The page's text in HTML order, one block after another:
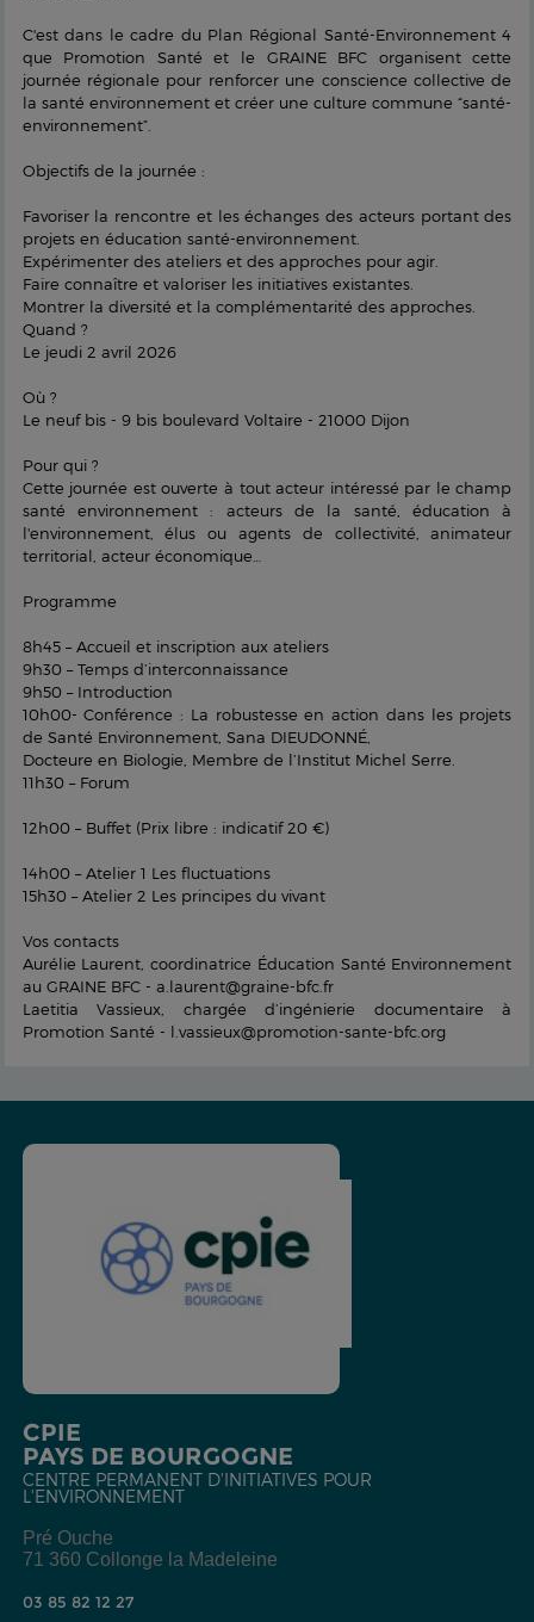
C'est dans le cadre du Plan Régional Santé-Environnement 4
que Promotion Santé et le GRAINE BFC organisent cette
journée régionale pour renforcer une conscience collective de
la santé environnement et créer une culture commune “santé-
environnement”.
Objectifs de la journée :
Favoriser la rencontre et les échanges des acteurs portant des
projets en éducation santé-environnement.
Expérimenter des ateliers et des approches pour agir.
Faire connaître et valoriser les initiatives existantes.
Montrer la diversité et la complémentarité des approches.
Quand ?
Le jeudi 2 avril 2026
Où ?
Le neuf bis - 9 bis boulevard Voltaire - 21000 Dijon
Pour qui ?
Cette journée est ouverte à tout acteur intéressé par le champ
santé environnement : acteurs de la santé, éducation à
l'environnement, élus ou agents de collectivité, animateur
territorial, acteur économique…
Programme
8h45 – Accueil et inscription aux ateliers
9h30 – Temps d’interconnaissance
9h50 – Introduction
10h00- Conférence : La robustesse en action dans les projets
de Santé Environnement, Sana DIEUDONNÉ,
Docteure en Biologie, Membre de l’Institut Michel Serre.
11h30 – Forum
12h00 – Buffet (Prix libre : indicatif 20 €)
14h00 – Atelier 1 Les fluctuations
15h30 – Atelier 2 Les principes du vivant
Vos contacts
Aurélie Laurent, coordinatrice Éducation Santé Environnement
au GRAINE BFC - a.laurent@graine-bfc.fr
Laetitia Vassieux, chargée d’ingénierie documentaire à
Promotion Santé - l.vassieux@promotion-sante-bfc.org
CPIE
PAYS DE BOURGOGNE
CENTRE PERMANENT D'INITIATIVES POUR
L'ENVIRONNEMENT
Pré Ouche
71 360 Collonge la Madeleine
03 85 82 12 27